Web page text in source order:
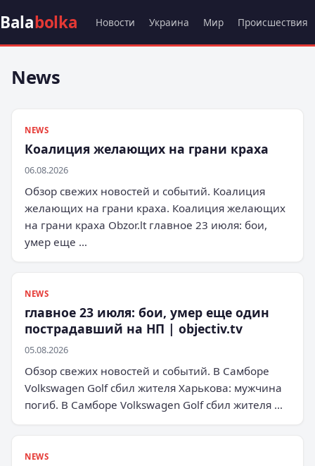
Balabolka Новости Украина Мир Происшествия
News
NEWS
Коалиция желающих на грани краха
06.08.2026
Обзор свежих новостей и событий. Коалиция
желающих на грани краха. Коалиция желающих
на грани краха Obzor.lt главное 23 июля: бои,
умер еще …
NEWS
главное 23 июля: бои, умер еще один
пострадавший на НП | objectiv.tv
05.08.2026
Обзор свежих новостей и событий. В Самборе
Volkswagen Golf сбил жителя Харькова: мужчина
погиб. В Самборе Volkswagen Golf сбил жителя …
NEWS